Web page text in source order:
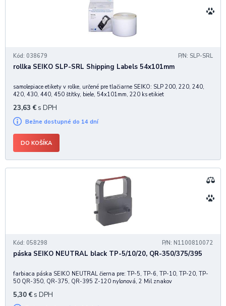
Kód: 038679 P/N: SLP-SRL
rollka SEIKO SLP-SRL Shipping Labels 54x101mm
samolepiace etikety v rolke, určené pre tlačiarne SEIKO: SLP 200, 220, 240,
420, 430, 440, 450 štítky, biele, 54x101mm, 220 ks etikiet
23,63 € s DPH
Bežne dostupné do 14 dní
DO KOŠÍKA
Kód: 058298 P/N: N1100810072
páska SEIKO NEUTRAL black TP-5/10/20, QR-350/375/395
farbiaca páska SEIKO NEUTRAL čierna pre: TP-5, TP-6, TP-10, TP-20, TP-
50 QR-350, QR-375, QR-395 Z-120 nylonová, 2 Mil znakov
5,30 € s DPH